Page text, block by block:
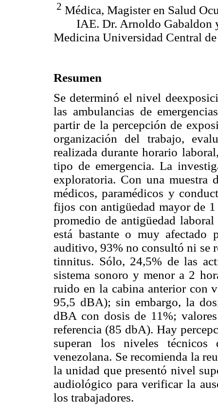
2 Médica, Magister en Salud
IAE. Dr. Arnoldo Gabaldon
Medicina Universidad Central
Resumen
Se determinó el nivel
las ambulancias de
partir de la percepción de
organización del trabajo,
realizada durante horario
tipo de emergencia. La
exploratoria. Con una muestra
médicos, paramédicos y
fijos con antigüedad mayor de
promedio de antigüedad
está bastante o muy
auditivo, 93% no consultó ni se
tinnitus. Sólo, 24,5% de las
sistema sonoro y menor a 2
ruido en la cabina anterior con
95,5 dBA); sin embargo, la
dBA con dosis de 11%;
referencia (85 dbA). Hay
superan los niveles
venezolana. Se recomienda la
la unidad que presentó nivel
audiológico para verificar la
los trabajadores.